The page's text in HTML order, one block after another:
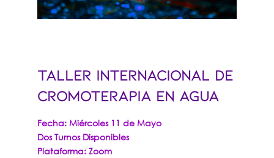
TALLER INTERNACIONAL DE
CROMOTERAPIA EN AGUA
Fecha: Miércoles 11 de Mayo
Dos Turnos Disponibles
Plataforma: Zoom